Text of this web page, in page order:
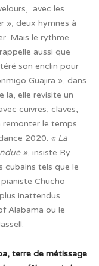
avec les
», deux hymnes à
Mais le rythme
aussi que
son enclin pour
Guajira », dans
la, elle revisite un
cuivres, claves,
remonter le temps
2020. « La
», insiste Ry
tels que le
Chucho
inattendus
Alabama ou le
terre de métissage